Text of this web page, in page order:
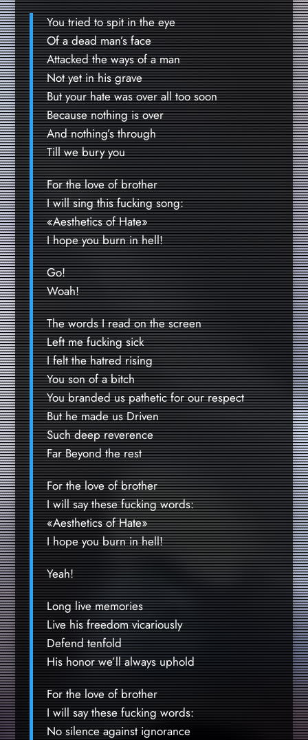
You tried to spit in the eye
Of a dead man’s face
Attacked the ways of a man
Not yet in his grave
But your hate was over all too soon
Because nothing is over
And nothing’s through
Till we bury you
For the love of brother
I will sing this fucking song:
«Aesthetics of Hate»
I hope you burn in hell!
Go!
Woah!
The words I read on the screen
Left me fucking sick
I felt the hatred rising
You son of a bitch
You branded us pathetic for our respect
But he made us Driven
Such deep reverence
Far Beyond the rest
For the love of brother
I will say these fucking words:
«Aesthetics of Hate»
I hope you burn in hell!
Yeah!
Long live memories
Live his freedom vicariously
Defend tenfold
His honor we’ll always uphold
For the love of brother
I will say these fucking words:
No silence against ignorance